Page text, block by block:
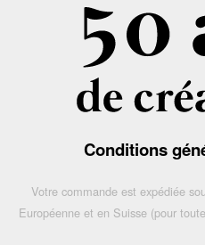
Conditions
Votre commande est expédiée
Européenne et en Suisse (pour